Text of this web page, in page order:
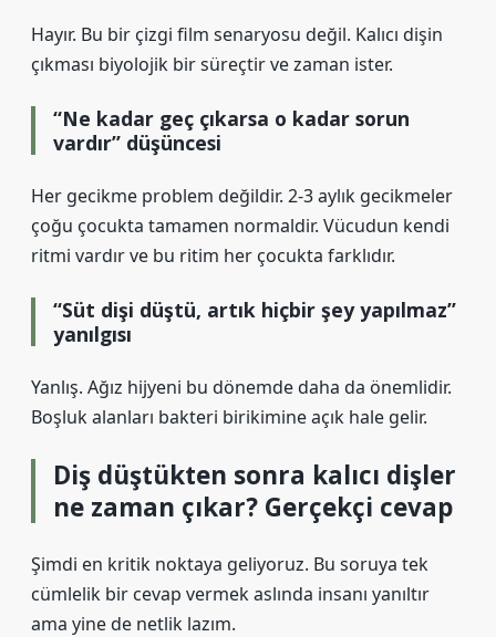
Hayır. Bu bir çizgi film senaryosu değil. Kalıcı dişin
çıkması biyolojik bir süreçtir ve zaman ister.
“Ne kadar geç çıkarsa o kadar sorun
vardır” düşüncesi
Her gecikme problem değildir. 2-3 aylık gecikmeler
çoğu çocukta tamamen normaldir. Vücudun kendi
ritmi vardır ve bu ritim her çocukta farklıdır.
“Süt dişi düştü, artık hiçbir şey yapılmaz”
yanılgısı
Yanlış. Ağız hijyeni bu dönemde daha da önemlidir.
Boşluk alanları bakteri birikimine açık hale gelir.
Diş düştükten sonra kalıcı dişler
ne zaman çıkar? Gerçekçi cevap
Şimdi en kritik noktaya geliyoruz. Bu soruya tek
cümlelik bir cevap vermek aslında insanı yanıltır
ama yine de netlik lazım.